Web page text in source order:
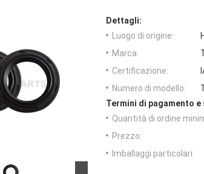
Dettagli:
Luogo di origine:
Marca:
Certificazione:
Numero di modello:
Termini di pagamento e
Quantità di ordine
Prezzo:
Imballaggi particolari: